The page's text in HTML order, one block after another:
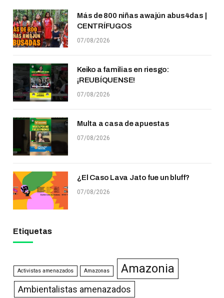
Más de 800 niñas awajún abus4das |
CENTRÍFUGOS
07/08/2026
Keiko a familias en riesgo:
¡REUBÍQUENSE!
07/08/2026
Multa a casa de apuestas
07/08/2026
¿El Caso Lava Jato fue un bluff?
07/08/2026
Etiquetas
Activistas amenazados Amazonas Amazonia
Ambientalistas amenazados